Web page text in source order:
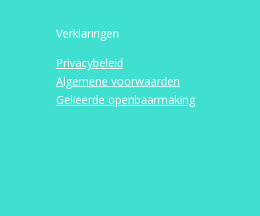
Verklaringen
Privacybeleid
Algemene voorwaarden
Gelieerde openbaarmaking